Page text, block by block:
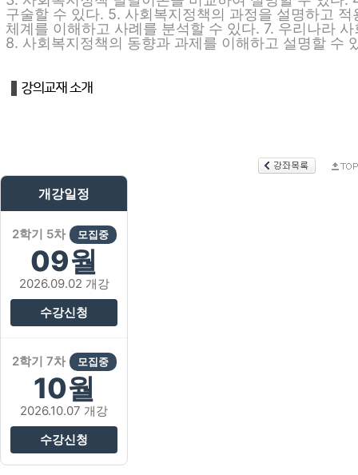
구술할 수 있다. 5. 사회복지정책의 과정을 설명하고
체계를 이해하고 사례를 분석할 수 있다. 7. 우리나라
8. 사회복지정책의 동향과 과제를 이해하고 설명할 수
개강일정
2학기 5차 모집중
09월
2026.09.02 개강
수강신청
2학기 7차 모집중
10월
2026.10.07 개강
수강신청